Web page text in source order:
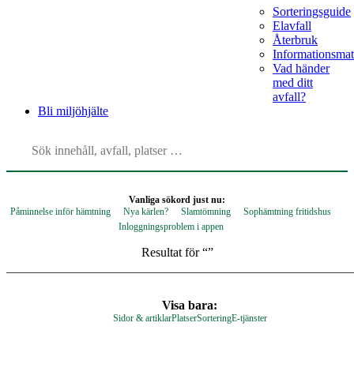
Sorteringsguide
Elavfall
Återbruk
Vad händer
med ditt
avfall?
Bli miljöhjälte
Vanliga sökord just nu:
Påminnelse inför hämtning
Nya kärlen? Slamtömning
Sophämtning fritidshus
Inloggningsproblem i appen
Resultat för “”
Visa bara:
Sidor & artiklarPlatserSorteringE-tjänster